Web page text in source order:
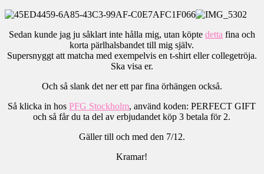
Sedan kunde jag ju såklart inte hålla mig, utan köpte detta fina och
korta pärlhalsbandet till mig själv.
Supersnyggt att matcha med exempelvis en t-shirt eller collegetröja.
Ska visa er.
Och så slank det ner ett par fina örhängen också.
Så klicka in hosPFG Stockholm, använd koden: PERFECT GIFT
och så får du ta del av erbjudandet köp 3 betala för 2.
Gäller till och med den 7/12.
Kramar!